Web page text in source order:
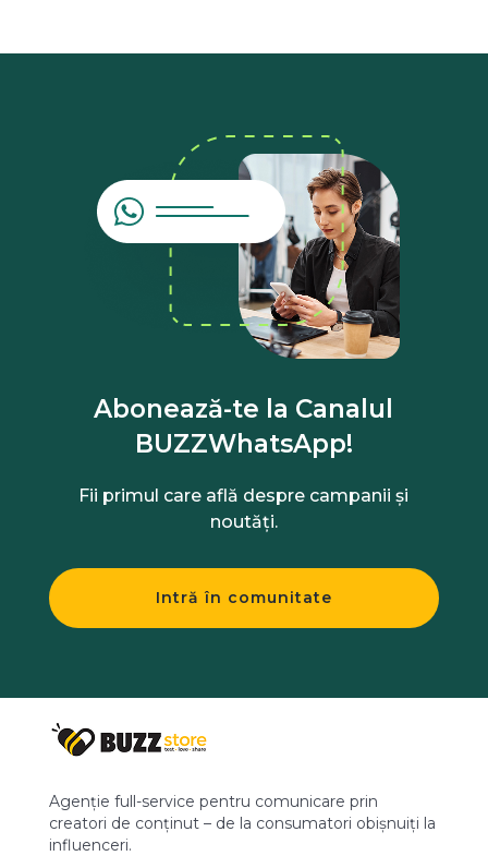
Abonează-te la Canalul
BUZZWhatsApp!
Fii primul care află despre campanii și
noutăți.
Intră în comunitate
Agenție full-service pentru comunicare prin
creatori de conținut – de la consumatori obișnuiți la
influenceri.